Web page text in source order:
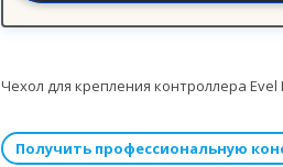
Чехол для крепления контроллера Evel
Получить профессиональную